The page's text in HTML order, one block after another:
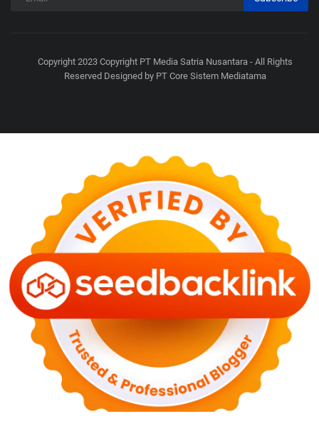
Copyright 2023 Copyright PT Media Satria Nusantara - All Rights
Reserved Designed by PT Core Sistem Mediatama